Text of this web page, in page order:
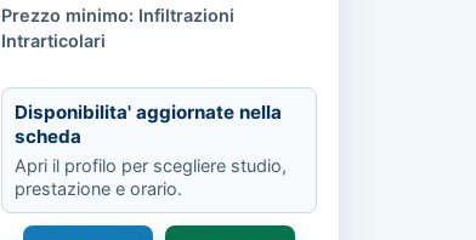
Prezzo minimo: Infiltrazioni
Intrarticolari
Disponibilita' aggiornate nella
scheda
Apri il profilo per scegliere studio,
prestazione e orario.